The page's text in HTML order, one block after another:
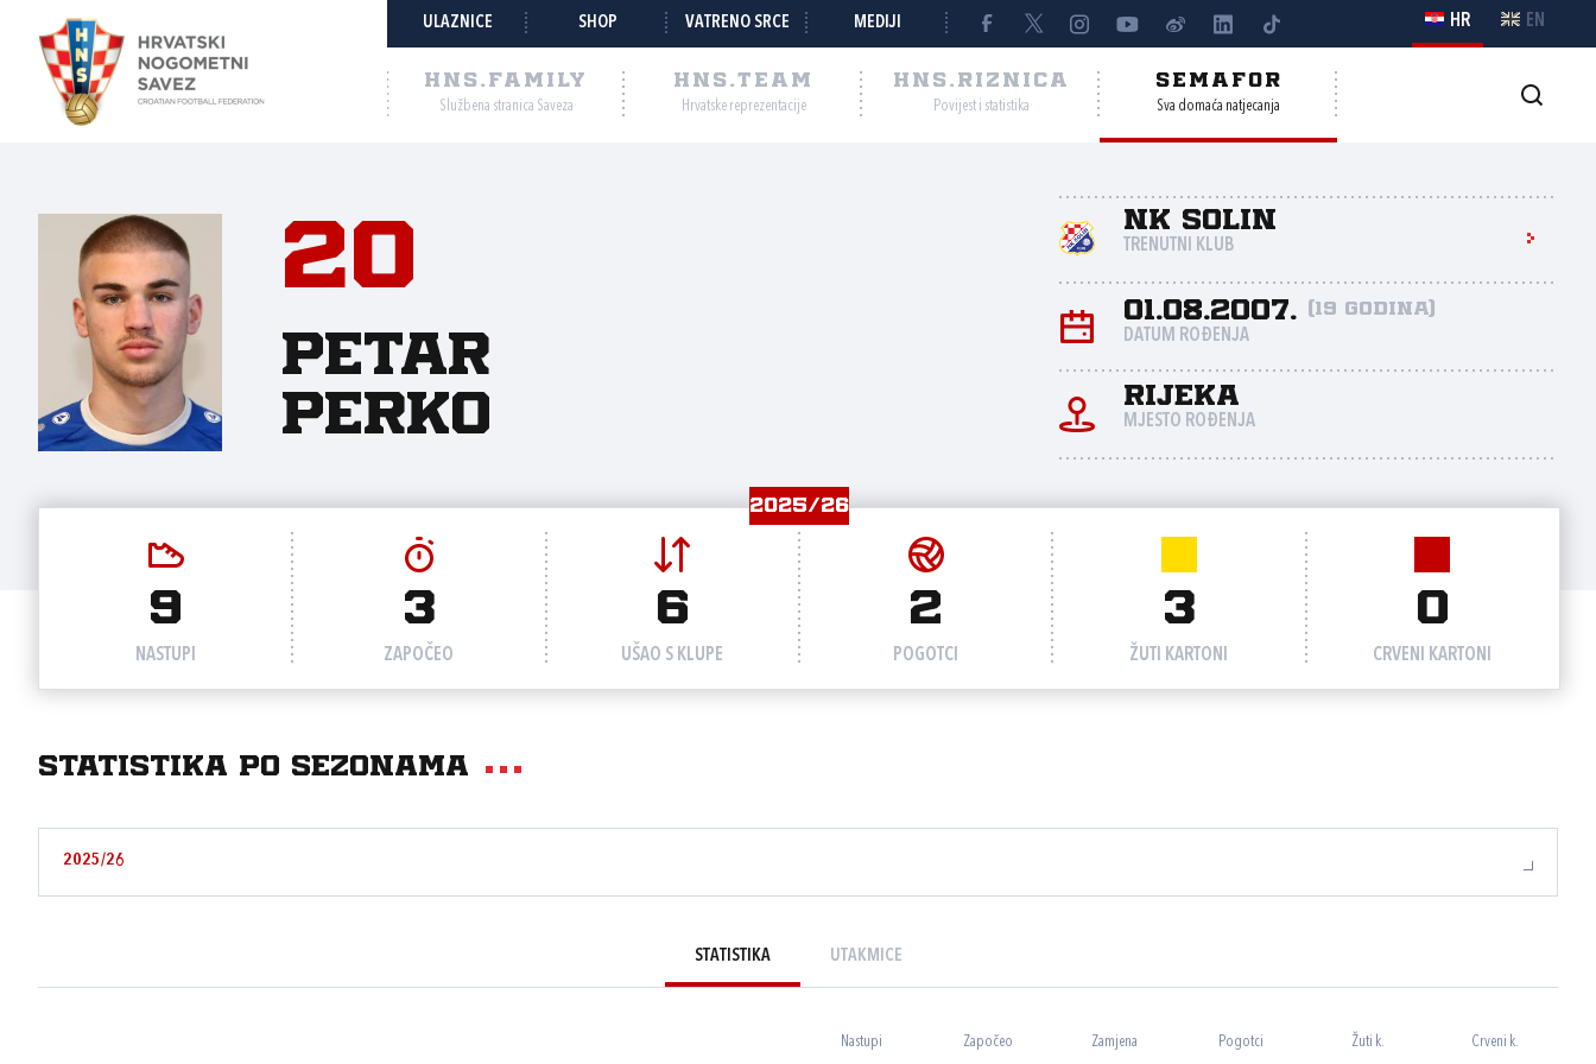
ULAZNICE SHOP VATRENO SRCE MEDIJI HR EN
HNS.FAMILY
Službena stranica Saveza
HNS.TEAM
Hrvatske reprezentacije
HNS.RIZNICA
Povijest i statistika
SEMAFOR
Sva domaća natjecanja
20
Petar
Perko
NK Solin
TRENUTNI KLUB
01.08.2007. (19 godina)
DATUM ROĐENJA
Rijeka
MJESTO ROĐENJA
2025/26
9
NASTUPI
3
ZAPOČEO
6
UŠAO S KLUPE
2
POGOTCI
3
ŽUTI KARTONI
0
CRVENI KARTONI
Statistika po sezonama
2025/26
STATISTIKA UTAKMICE
Nastupi Započeo Zamjena Pogotci Žuti k. Crveni k.